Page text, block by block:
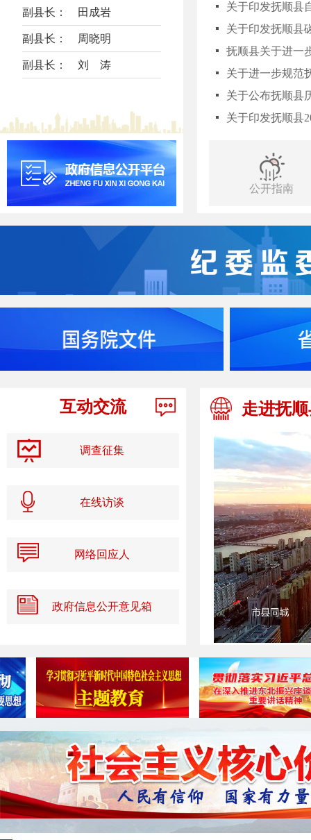
副县长： 田成岩
副县长： 周晓明
副县长： 刘 涛
关于印发抚顺县
关于印发抚顺县
抚顺县关于进一
关于进一步规范
关于公布抚顺县
关于印发抚顺县
公开指南
互动交流
调查征集
在线访谈
网络回应人
政府信息公开意见箱
走进抚